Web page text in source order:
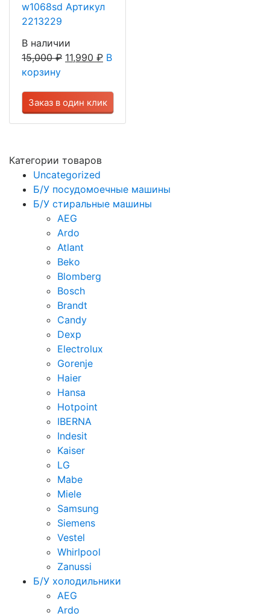
w1068sd Артикул
2213229
В наличии
15,000₽ 11,990 ₽ В
корзину
Заказ в один клик
Категории товаров
Uncategorized
Б/У посудомоечные машины
Б/У стиральные машины
AEG
Ardo
Atlant
Beko
Blomberg
Bosch
Brandt
Candy
Dexp
Electrolux
Gorenje
Haier
Hansa
Hotpoint
IBERNA
Indesit
Kaiser
LG
Mabe
Miele
Samsung
Siemens
Vestel
Whirlpool
Zanussi
Б/У холодильники
AEG
Ardo